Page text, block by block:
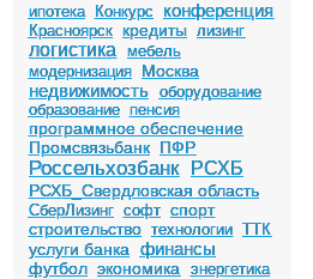
ипотека
Конкурс конференция
Красноярск кредиты лизинг
логистика
мебель
модернизация
Москва
недвижимость оборудование
образование пенсия
программное обеспечение
Промсвязьбанк ПФР
Россельхозбанк РСХБ
РСХБ_Свердловская область
СберЛизинг софт спорт
строительство технологии ТТК
услуги банка финансы
футбол экономика энергетика